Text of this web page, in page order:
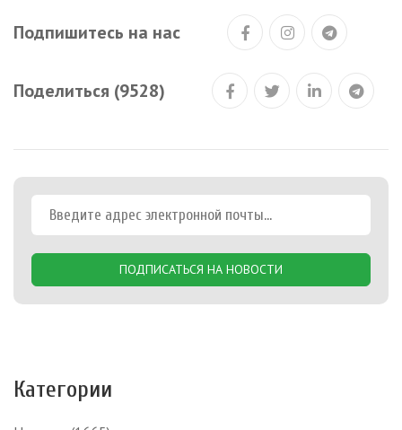
Подпишитесь на нас
Поделиться (9528)
ПОДПИСАТЬСЯ НА НОВОСТИ
Категории